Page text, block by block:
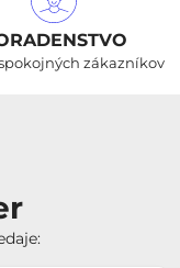
zákazníkov